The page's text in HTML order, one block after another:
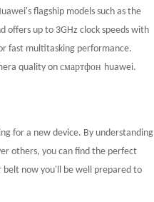
flagship models such as the
offers up to 3GHz clock speeds with
fast multitasking performance.
quality on смартфон huawei.
for a new device. By understanding
others, you can find the perfect
now you'll be well prepared to